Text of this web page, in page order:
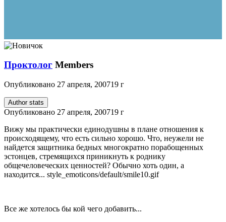
Проктолог Members
Опубликовано 27 апреля, 200719 г
Author stats
Опубликовано 27 апреля, 200719 г
Вижу мы практически единодушны в плане отношения к
происходящему, что есть сильно хорошо. Что, неужели не
найдется защитника бедных многократно порабощенных
эстонцев, стремящихся приникнуть к роднику
общечеловеческих ценностей? Обычно хоть один, а
находится... style_emoticons/default/smile10.gif
Все же хотелось бы кой чего добавить...